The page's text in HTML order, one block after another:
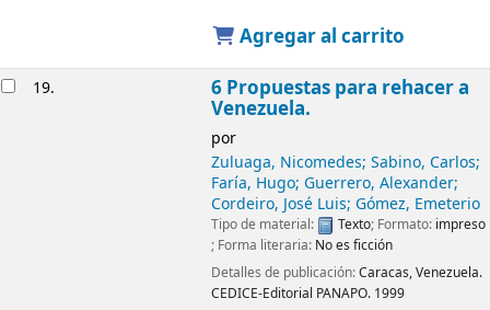
Agregar al carrito
19. 6 Propuestas para rehacer a
Venezuela.
por
Zuluaga, Nicomedes; Sabino, Carlos;
Faría, Hugo; Guerrero, Alexander;
Cordeiro, José Luis; Gómez, Emeterio
Tipo de material: Texto; Formato: impreso
; Forma literaria: No es ficción
Detalles de publicación:Caracas, Venezuela.
CEDICE-Editorial PANAPO. 1999